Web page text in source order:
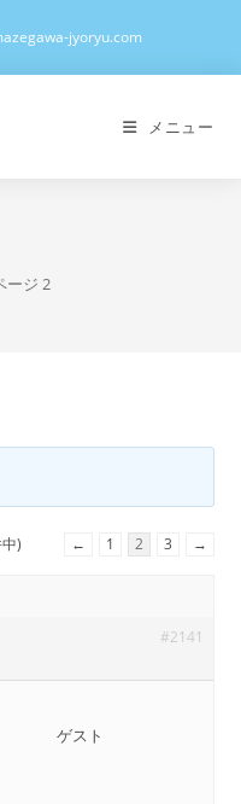
jyoryu.com
メニュー
ージ 2
) ← 1 2 3 →
#2141
ゲスト